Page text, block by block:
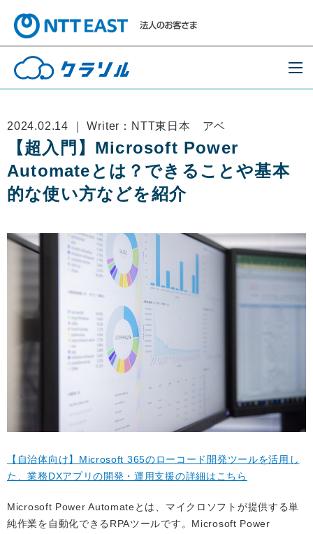
2024.02.14 ｜ Writer：NTT東日本 アベ
【超入門】Microsoft Power
Automateとは？できることや基本
的な使い方などを紹介
【自治体向け】Microsoft 365のローコード開発ツールを活用し
た、業務DXアプリの開発・運用支援の詳細はこちら
Microsoft Power Automateとは、マイクロソフトが提供する単
純作業を自動化できるRPAツールです。Microsoft Power